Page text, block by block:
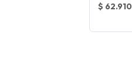
$ 62.910